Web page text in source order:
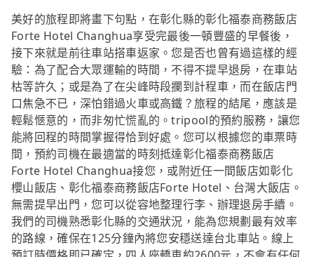
美好的旅程即將畫下句點，在彰化縣的彰化福泰商務飯店
Forte Hotel Changhua享受完最後一頓豐盛的早餐後，
接下來就是前往車站搭車返家。您是否也曾有過這樣的經
驗：為了配合大眾運輸的時間，不得不提早退房，在車站
枯等許久；或是為了在尖峰時段攔到計程車，而在飯店門
口焦急不已，深怕錯過火車或高鐵？旅程的結尾，應該是
輕鬆愜意的，而非匆忙慌亂的。tripool的預約服務，讓您
能將回程的時間掌握得恰到好處。您可以根據您的車票時
間，預約司機在最適當的時刻抵達彰化福泰商務飯店
Forte Hotel Changhua接您，或附近任一間飯店如彰化
櫻山飯店、彰化福泰商務飯店Forte Hotel、台灣大飯店。
無需提早出門，您可以從容地整理行李、辦理退房手續。
我們的司機熟悉彰化縣的交通狀況，能為您規劃最有效率
的路線，確保在125分鐘內將您安穩送達台北車站。線上